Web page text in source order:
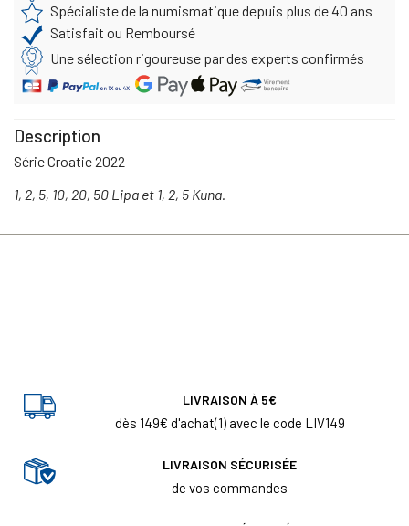
Spécialiste de la numismatique depuis plus de 40 ans
Satisfait ou Remboursé
Une sélection rigoureuse par des experts confirmés
Description
Série Croatie 2022
1, 2, 5, 10, 20, 50 Lipa et 1, 2, 5 Kuna.
LIVRAISON À 5€
dès 149€ d'achat(1) avec le code LIV149
LIVRAISON SÉCURISÉE
de vos commandes